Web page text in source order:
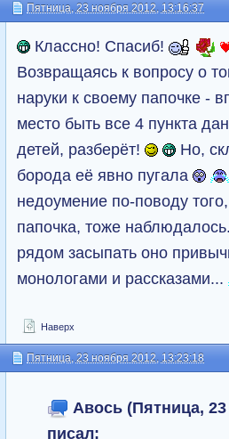
Пятница, 23 ноября 2012, 13:16:37
Классно! Спасиб!
Возвращаясь к вопросу о
наруки к своему папочке -
место быть все 4 пункта
детей, разберёт!
Но,
борода её явно пугала
недоумение по-поводу
папочка, тоже
рядом засыпать оно
монологами и рассказами...
Наверх
Пятница, 23 ноября 2012, 13:23:18
Авось (Пятница,
писал: